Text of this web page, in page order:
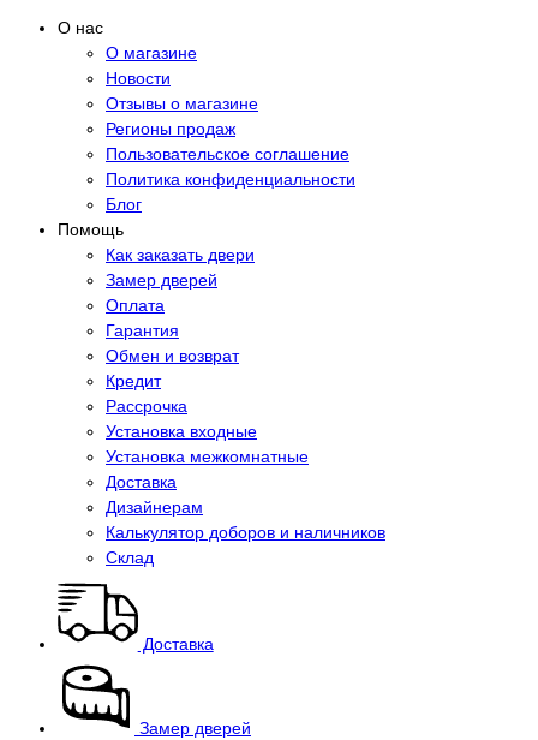
О нас
О магазине
Новости
Отзывы о магазине
Регионы продаж
Пользовательское соглашение
Политика конфиденциальности
Блог
Помощь
Как заказать двери
Замер дверей
Оплата
Гарантия
Обмен и возврат
Кредит
Рассрочка
Установка входные
Установка межкомнатные
Доставка
Дизайнерам
Калькулятор доборов и наличников
Склад
Доставка
Замер дверей